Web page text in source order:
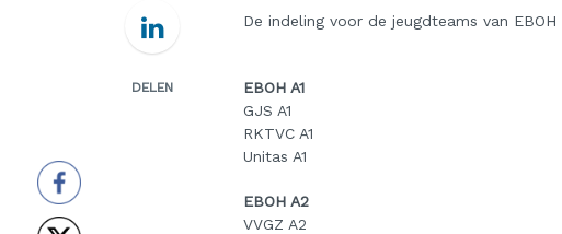
De indeling voor de jeugdteams van
EBOH A1
GJS A1
RKTVC A1
Unitas A1
EBOH A2
VVGZ A2
DELEN